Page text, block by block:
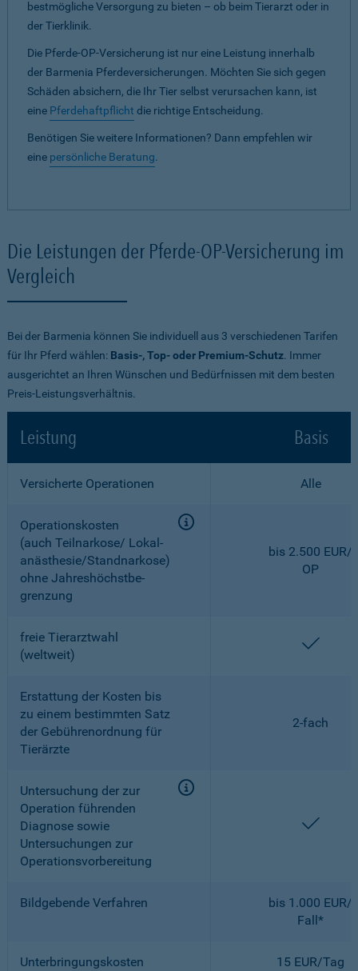
bestmögliche Versorgung zu bieten – ob beim Tierarzt oder in
der Tierklinik.
Die Pferde-OP-Versicherung ist nur eine Leistung innerhalb
der Barmenia Pferdeversicherungen. Möchten Sie sich gegen
Schäden absichern, die Ihr Tier selbst verursachen kann, ist
eine Pferdehaftpflicht die richtige Entscheidung.
Benötigen Sie weitere Informationen? Dann empfehlen wir
eine persönliche Beratung.
Die Leistungen der Pferde-OP-Versicherung im
Vergleich
Bei der Barmenia können Sie individuell aus 3 verschiedenen Tarifen
für Ihr Pferd wählen: Basis-, Top- oder Premium-Schutz. Immer
ausgerichtet an Ihren Wünschen und Bedürfnissen mit dem besten
Preis-Leistungsverhältnis.
Leistung Basis
Versicherte Operationen Alle
Operationskosten
(auch Teilnarkose/ Lokal­
anästhesie/Standnarkose)
ohne Jahreshöchstbe­
grenzung
bis 2.500 EUR/
OP
freie Tierarztwahl
(weltweit)
Erstattung der Kosten bis
zu einem bestimmten Satz
der Gebührenordnung für
Tierärzte
2-fach
Untersuchung der zur
Operation führenden
Diagnose sowie
Untersuchungen zur
Operationsvorbereitung
Bildgebende Verfahren
bis 1.000 EUR/
Fall*
Unterbringungskosten
15 EUR/Tag